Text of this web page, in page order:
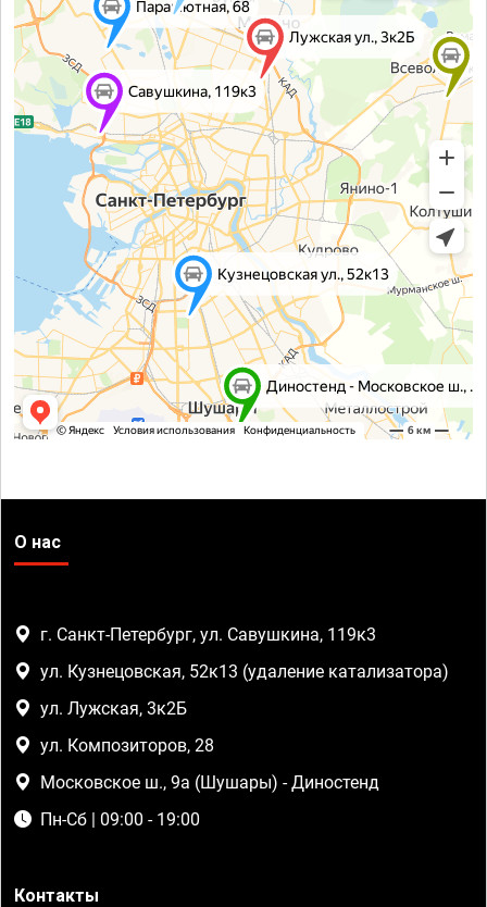
О нас
г. Санкт-Петербург, ул. Савушкина, 119к3
ул. Кузнецовская, 52к13 (удаление катализатора)
ул. Лужская, 3к2Б
ул. Композиторов, 28
Московское ш., 9а (Шушары) - Диностенд
Пн-Сб | 09:00 - 19:00
Контакты